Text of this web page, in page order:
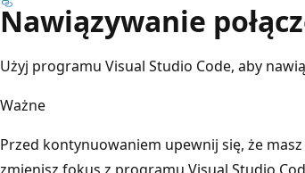
Nawiązywanie
Użyj programu Visual Studio Code, aby
Ważne
Przed kontynuowaniem upewnij się, że
zmienisz fokus z programu Visual Studio